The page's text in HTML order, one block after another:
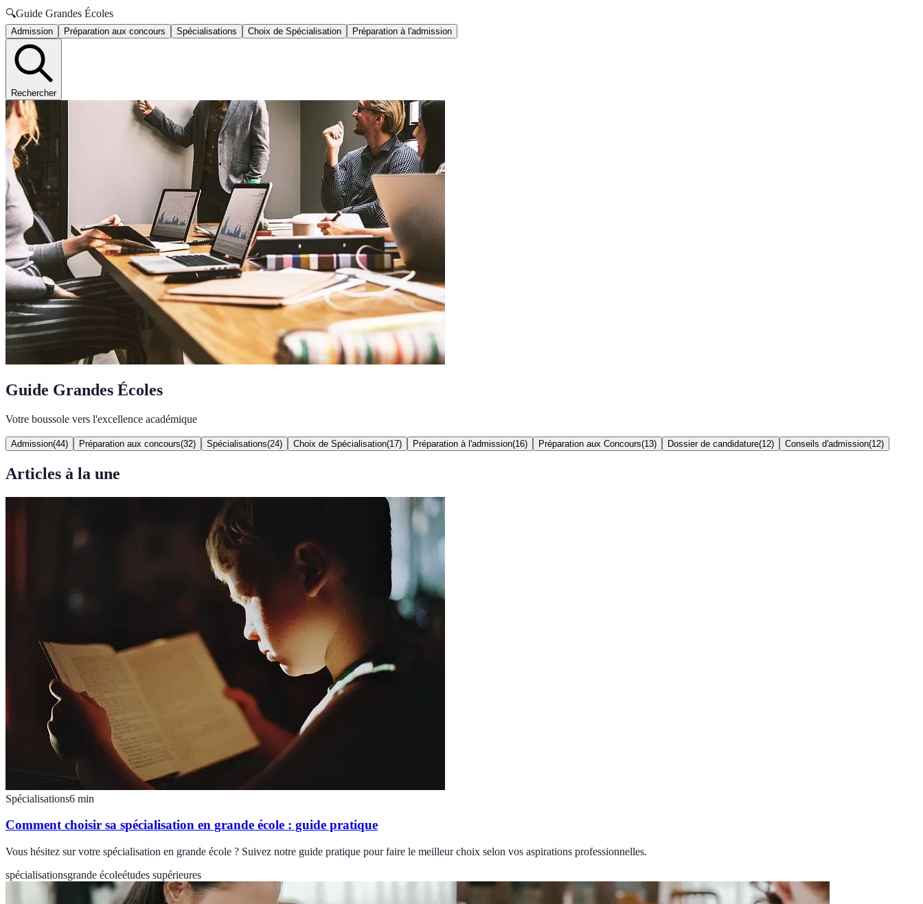
🔍Guide Grandes Écoles
Admission Préparation aux concours Spécialisations Choix de Spécialisation Préparation à l'admission
Rechercher
Guide Grandes Écoles
Votre boussole vers l'excellence académique
Admission(44) Préparation aux concours(32) Spécialisations(24) Choix de Spécialisation(17) Préparation à l'admission(16) Préparation aux Concours(13) Dossier de candidature(12) Conseils d'admission(12)
Articles à la une
Spécialisations6 min
Comment choisir sa spécialisation en grande école : guide pratique
Vous hésitez sur votre spécialisation en grande école ? Suivez notre guide pratique pour faire le meilleur choix selon vos aspirations professionnelles.
spécialisationsgrande écoleétudes supérieures